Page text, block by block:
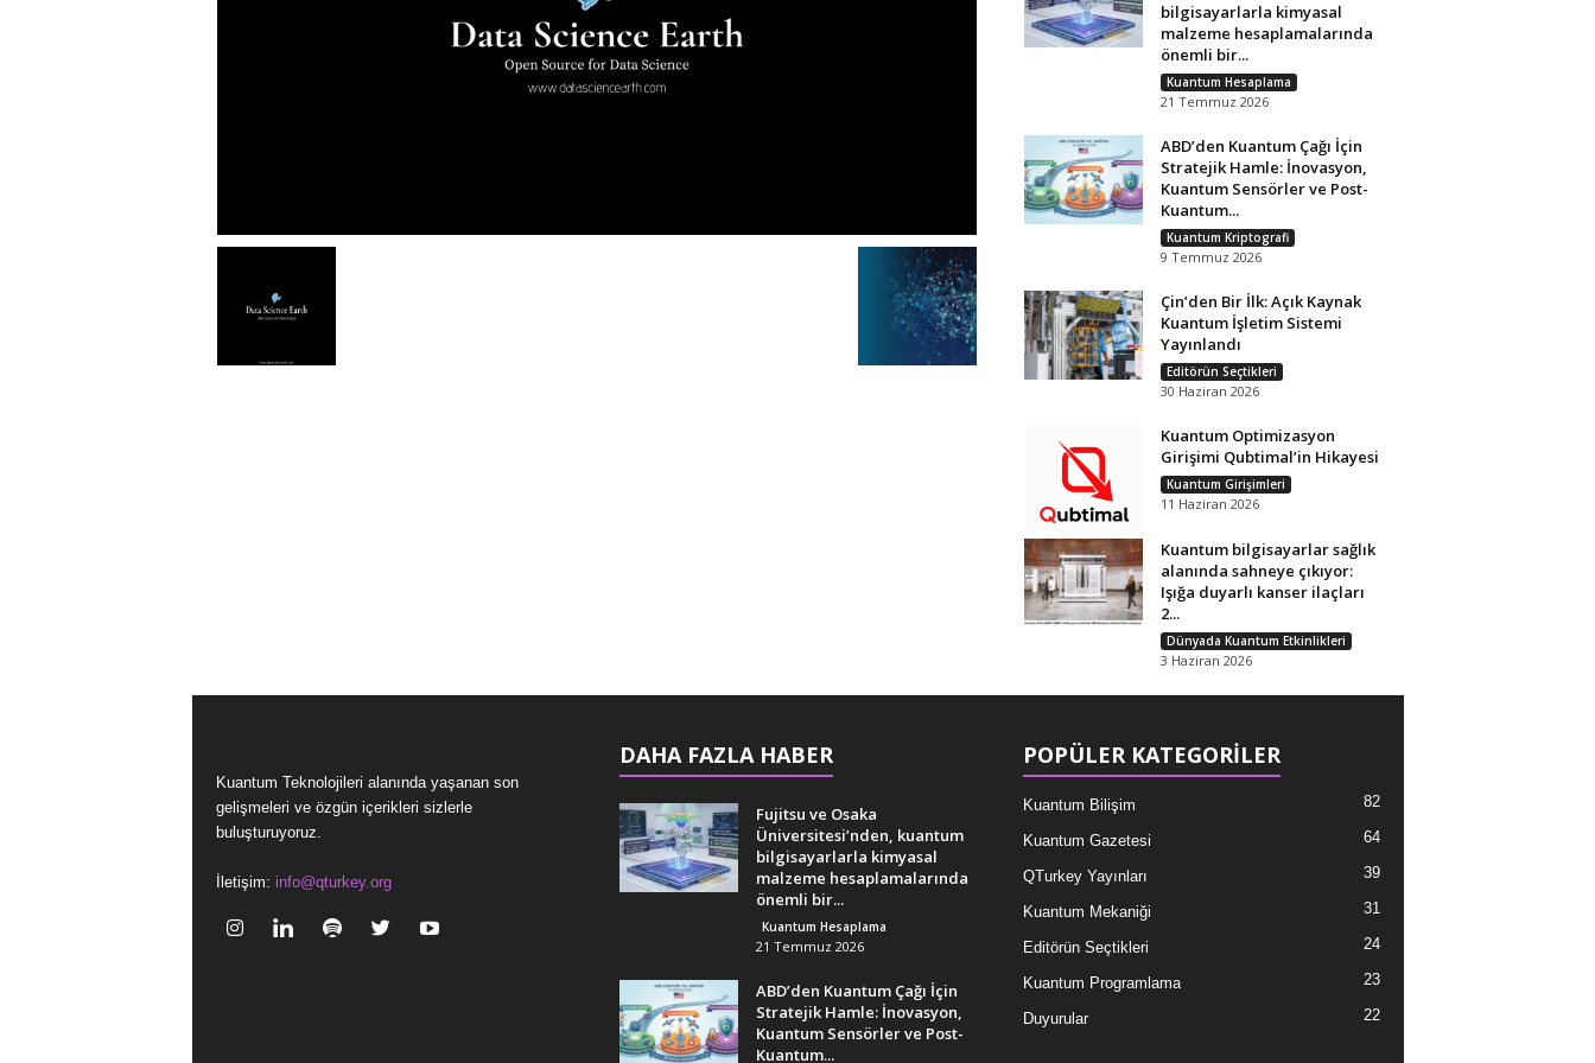
bilgisayarlarla kimyasal
malzeme hesaplamalarında
önemli bir...
Kuantum Hesaplama
21 Temmuz 2026
ABD’den Kuantum Çağı İçin
Stratejik Hamle: İnovasyon,
Kuantum Sensörler ve Post-
Kuantum...
Kuantum Kriptografi
9 Temmuz 2026
Çin’den Bir İlk: Açık Kaynak
Kuantum İşletim Sistemi
Yayınlandı
Editörün Seçtikleri
30 Haziran 2026
Kuantum Optimizasyon
Girişimi Qubtimal’in Hikayesi
Kuantum Girişimleri
11 Haziran 2026
Kuantum bilgisayarlar sağlık
alanında sahneye çıkıyor:
Işığa duyarlı kanser ilaçları
2...
Dünyada Kuantum Etkinlikleri
3 Haziran 2026
Kuantum Teknolojileri alanında yaşanan son
gelişmeleri ve özgün içerikleri sizlerle
buluşturuyoruz.
İletişim: info@qturkey.org
DAHA FAZLA HABER
Fujitsu ve Osaka
Üniversitesi’nden, kuantum
bilgisayarlarla kimyasal
malzeme hesaplamalarında
önemli bir...
Kuantum Hesaplama
21 Temmuz 2026
ABD’den Kuantum Çağı İçin
Stratejik Hamle: İnovasyon,
Kuantum Sensörler ve Post-
Kuantum...
POPÜLER KATEGORİLER
Kuantum Bilişim 82
Kuantum Gazetesi 64
QTurkey Yayınları 39
Kuantum Mekaniği 31
Editörün Seçtikleri 24
Kuantum Programlama 23
Duyurular 22